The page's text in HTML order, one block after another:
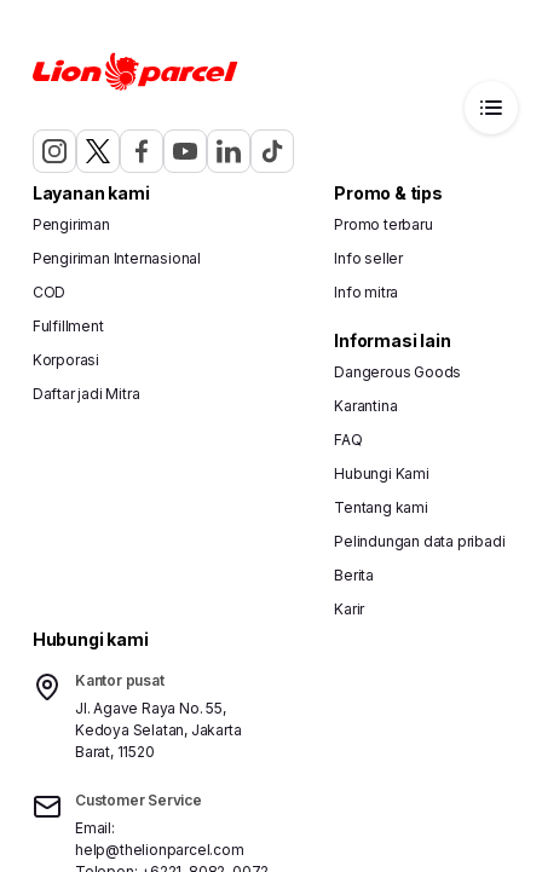
Layanan kami
Pengiriman
Pengiriman Internasional
COD
Fulfillment
Korporasi
Daftar jadi Mitra
Promo & tips
Promo terbaru
Info seller
Info mitra
Informasi lain
Dangerous Goods
Karantina
FAQ
Hubungi Kami
Tentang kami
Pelindungan data pribadi
Berita
Karir
Hubungi kami
Kantor pusat
Jl. Agave Raya No. 55,
Kedoya Selatan, Jakarta
Barat, 11520
Customer Service
Email:
help@thelionparcel.com